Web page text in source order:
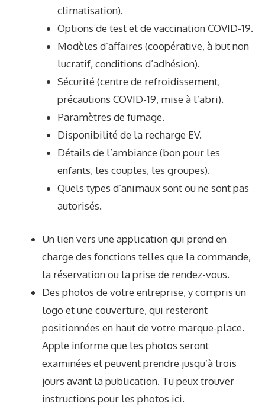
climatisation).
Options de test et de vaccination COVID-19.
Modèles d’affaires (coopérative, à but non
lucratif, conditions d’adhésion).
Sécurité (centre de refroidissement,
précautions COVID-19, mise à l’abri).
Paramètres de fumage.
Disponibilité de la recharge EV.
Détails de l’ambiance (bon pour les
enfants, les couples, les groupes).
Quels types d’animaux sont ou ne sont pas
autorisés.
Un lien vers une application qui prend en
charge des fonctions telles que la commande,
la réservation ou la prise de rendez-vous.
Des photos de votre entreprise, y compris un
logo et une couverture, qui resteront
positionnées en haut de votre marque-place.
Apple informe que les photos seront
examinées et peuvent prendre jusqu’à trois
jours avant la publication. Tu peux trouver
instructions pour les photos ici.